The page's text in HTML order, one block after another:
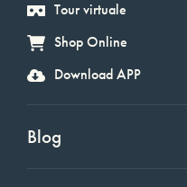
Tour virtuale
Shop Online
Download APP
Blog